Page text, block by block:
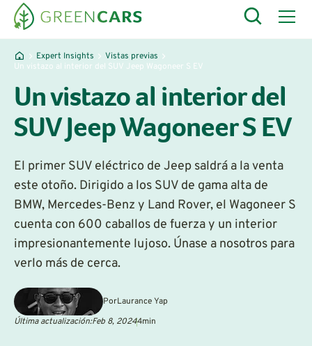
Expert Insights
Vistas previas
Un vistazo al interior del SUV Jeep Wagoneer S EV
Un vistazo al interior del
SUV Jeep Wagoneer S EV
El primer SUV eléctrico de Jeep saldrá a la venta
este otoño. Dirigido a los SUV de gama alta de
BMW, Mercedes-Benz y Land Rover, el Wagoneer S
cuenta con 600 caballos de fuerza y un interior
impresionantemente lujoso. Únase a nosotros para
verlo más de cerca.
PorLaurance Yap
Última actualización:Feb 8, 20244min